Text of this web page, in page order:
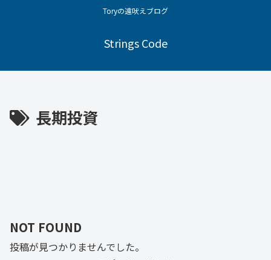
Toryの遠吠えブログ
Strings Code
長期投資
NOT FOUND
投稿が見つかりませんでした。